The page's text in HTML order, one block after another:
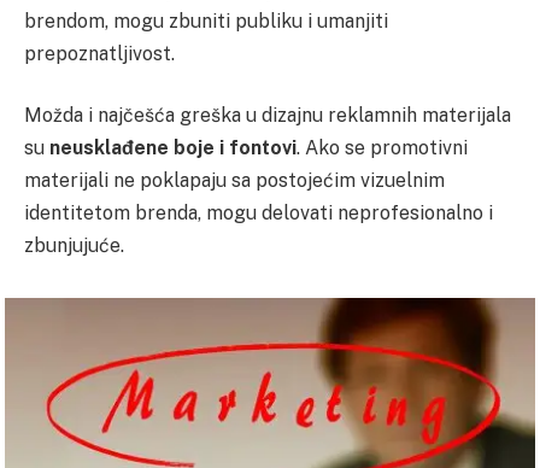
brendom, mogu zbuniti publiku i umanjiti
prepoznatljivost.
Možda i najčešća greška u dizajnu reklamnih materijala
su neusklađene boje i fontovi. Ako se promotivni
materijali ne poklapaju sa postojećim vizuelnim
identitetom brenda, mogu delovati neprofesionalno i
zbunjujuće.